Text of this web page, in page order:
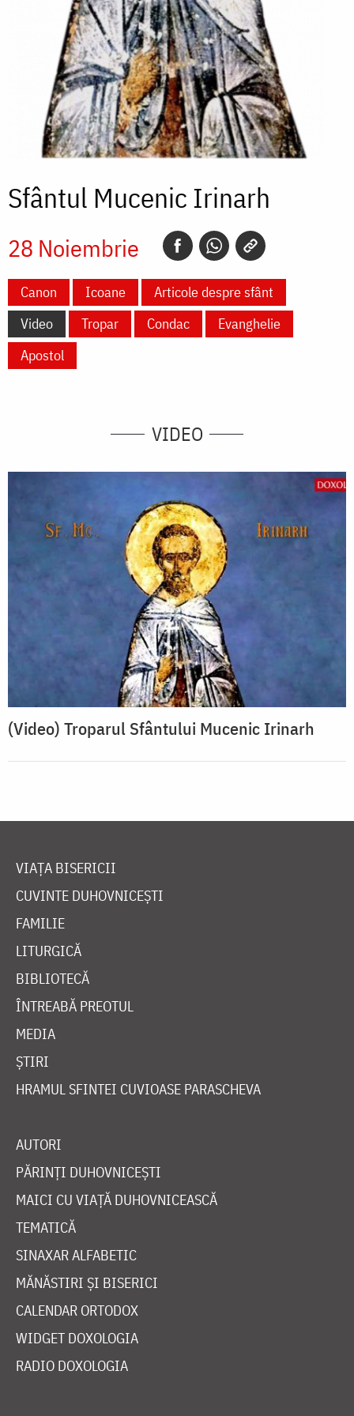
Sfântul Mucenic Irinarh
28 Noiembrie
Canon Icoane
Articole despre sfânt
Video
Tropar Condac
Evanghelie
Apostol
VIDEO
(Video) Troparul Sfântului Mucenic Irinarh
VIAȚA BISERICII
CUVINTE DUHOVNICEȘTI
FAMILIE
LITURGICĂ
BIBLIOTECĂ
ÎNTREABĂ PREOTUL
MEDIA
ȘTIRI
HRAMUL SFINTEI CUVIOASE PARASCHEVA
AUTORI
PĂRINȚI DUHOVNICEȘTI
MAICI CU VIAȚĂ DUHOVNICEASCĂ
TEMATICĂ
SINAXAR ALFABETIC
MĂNĂSTIRI ȘI BISERICI
CALENDAR ORTODOX
WIDGET DOXOLOGIA
RADIO DOXOLOGIA